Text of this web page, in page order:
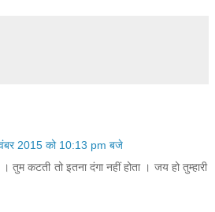
2015 को 10:13 pm बजे
कटती तो इतना दंगा नहीं होता । जय हो तुम्हारी